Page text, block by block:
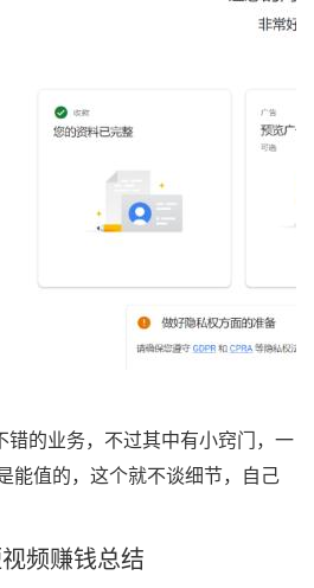
的业务，不过其中有小窍门，一
能值的，这个就不谈细节，自己
频赚钱总结